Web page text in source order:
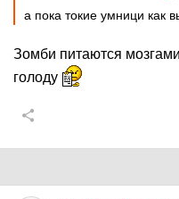
а пока токие умници как
Зомби питаются
голоду